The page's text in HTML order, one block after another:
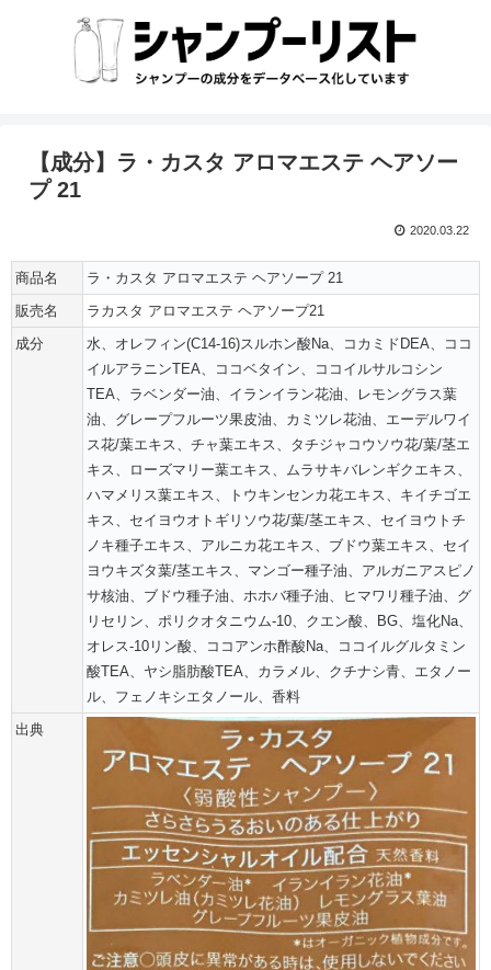
【成分】ラ・カスタ アロマエステ ヘアソー
プ 21
2020.03.22
商品名
ラ・カスタ アロマエステ ヘアソープ 21
販売名
ラカスタ アロマエステ ヘアソープ21
成分
水、オレフィン(C14‐16)スルホン酸Na、コカミドDEA、ココ
イルアラニンTEA、ココベタイン、ココイルサルコシン
TEA、ラベンダー油、イランイラン花油、レモングラス葉
油、グレープフルーツ果皮油、カミツレ花油、エーデルワイ
ス花/葉エキス、チャ葉エキス、タチジャコウソウ花/葉/茎エ
キス、ローズマリー葉エキス、ムラサキバレンギクエキス、
ハマメリス葉エキス、トウキンセンカ花エキス、キイチゴエ
キス、セイヨウオトギリソウ花/葉/茎エキス、セイヨウトチ
ノキ種子エキス、アルニカ花エキス、ブドウ葉エキス、セイ
ヨウキズタ葉/茎エキス、マンゴー種子油、アルガニアスピノ
サ核油、ブドウ種子油、ホホバ種子油、ヒマワリ種子油、グ
リセリン、ポリクオタニウム‐10、クエン酸、BG、塩化Na、
オレス‐10リン酸、ココアンホ酢酸Na、ココイルグルタミン
酸TEA、ヤシ脂肪酸TEA、カラメル、クチナシ青、エタノー
ル、フェノキシエタノール、香料
出典